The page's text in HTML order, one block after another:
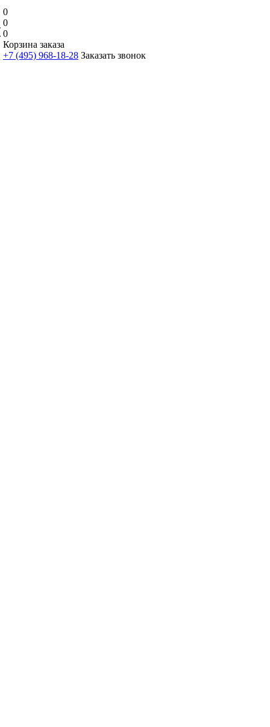
0
0
0
Корзина заказа
+7 (495) 968-18-28 Заказать звонок